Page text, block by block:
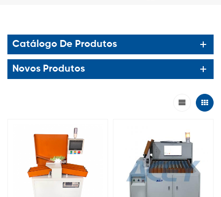
Catálogo De Produtos
Novos Produtos